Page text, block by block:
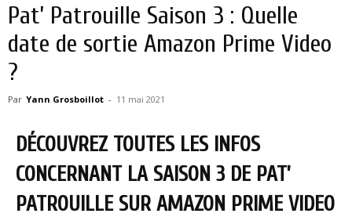
Pat’ Patrouille Saison 3 : Quelle
date de sortie Amazon Prime Video
?
Par Yann Grosboillot - 11 mai 2021
DÉCOUVREZ TOUTES LES INFOS
CONCERNANT LA SAISON 3 DE PAT’
PATROUILLE SUR AMAZON PRIME VIDEO